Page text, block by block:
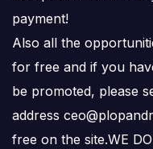
payment!
Also all the
for free and if you
be promoted, please
address
free on the site.WE